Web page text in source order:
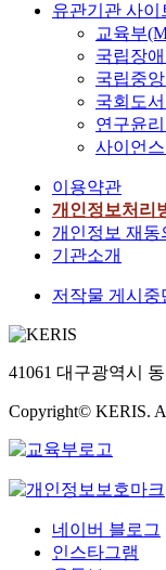
유관기관 사이
교육부
국립장
국립중
국회도
연구윤
사이언스
이용약관
개인정보처리
개인정보 재동
기관소개
저작물 게시중
41061 대구광역시
Copyright© KERIS.
네이버 블로그
인스타그램